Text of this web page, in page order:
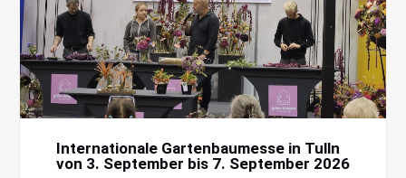
Internationale Gartenbaumesse in Tulln
von 3. September bis 7. September 2026